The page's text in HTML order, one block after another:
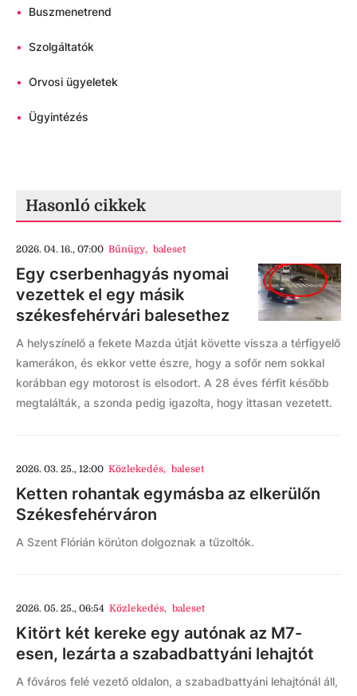
• Buszmenetrend
• Szolgáltatók
• Orvosi ügyeletek
• Ügyintézés
Hasonló cikkek
2026. 04. 16., 07:00 Bűnügy, baleset
Egy cserbenhagyás nyomai
vezettek el egy másik
székesfehérvári balesethez
A helyszínelő a fekete Mazda útját követte vissza a térfigyelő
kamerákon, és ekkor vette észre, hogy a sofőr nem sokkal
korábban egy motorost is elsodort. A 28 éves férfit később
megtalálták, a szonda pedig igazolta, hogy ittasan vezetett.
2026. 03. 25., 12:00 Közlekedés, baleset
Ketten rohantak egymásba az elkerülőn
Székesfehérváron
A Szent Flórián körúton dolgoznak a tűzoltók.
2026. 05. 25., 06:54 Közlekedés, baleset
Kitört két kereke egy autónak az M7-
esen, lezárta a szabadbattyáni lehajtót
A főváros felé vezető oldalon, a szabadbattyáni lehajtónál áll,